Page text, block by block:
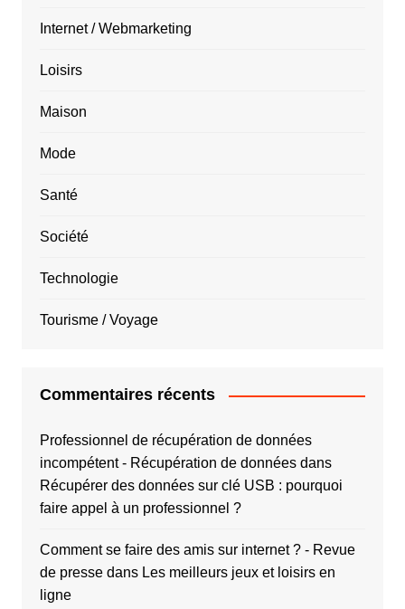
Internet / Webmarketing
Loisirs
Maison
Mode
Santé
Société
Technologie
Tourisme / Voyage
Commentaires récents
Professionnel de récupération de données
incompétent - Récupération de donnéesdans
Récupérer des données sur clé USB : pourquoi
faire appel à un professionnel ?
Comment se faire des amis sur internet ? - Revue
de pressedans Les meilleurs jeux et loisirs en
ligne